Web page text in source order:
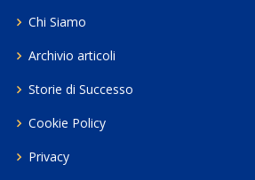
Chi Siamo
Archivio articoli
Storie di Successo
Cookie Policy
Privacy